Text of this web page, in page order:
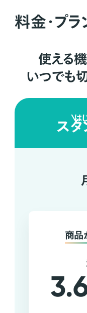
料金・プラ
使える
いつでも
は
スタ
商品